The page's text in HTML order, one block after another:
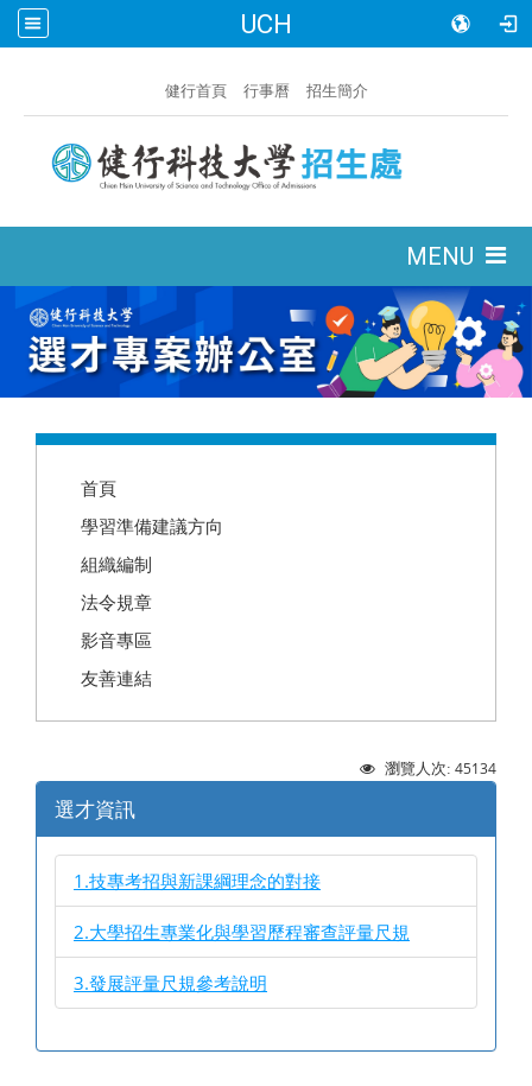
UCH
健行首頁 行事曆 招生簡介
MENU
首頁
學習準備建議方向
組織編制
法令規章
影音專區
友善連結
瀏覽人次: 45134
選才資訊
1.技專考招與新課綱理念的對接
2.大學招生專業化與學習歷程審查評量尺規
3.發展評量尺規參考說明